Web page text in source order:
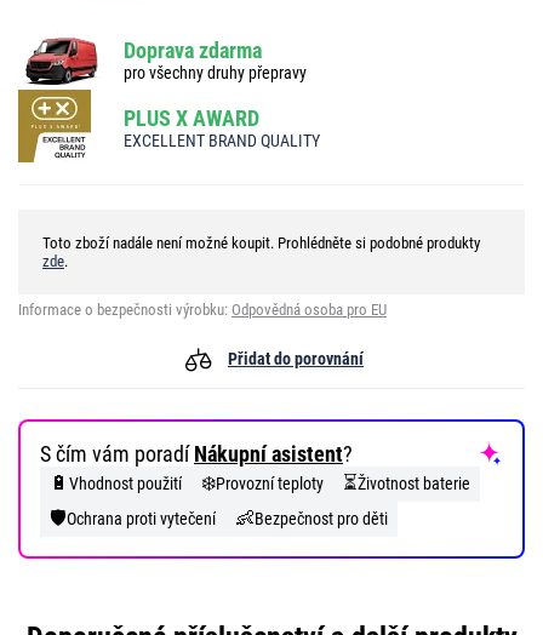
Doprava zdarma
pro všechny druhy přepravy
PLUS X AWARD
EXCELLENT BRAND QUALITY
Toto zboží nadále není možné koupit. Prohlédněte si podobné produkty
zde.
Informace o bezpečnosti výrobku: Odpovědná osoba pro EU
Přidat do porovnání
S čím vám poradíNákupní asistent?
🔋 Vhodnost použití ❄️Provozní teploty ⏳Životnost baterie
🛡️Ochrana proti vytečení 👶Bezpečnost pro děti